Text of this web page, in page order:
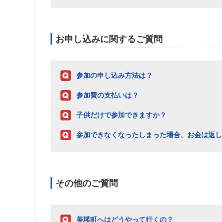
お申し込みに関するご質問
参加の申し込み方法は？
参加費の支払いは？
子供だけで参加できますか？
参加できなくなったしまった場合、お金は返
その他のご質問
美瑛町へはどうやって行くの？